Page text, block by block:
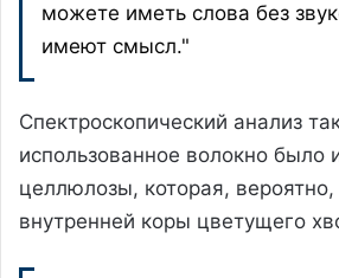
можете иметь слова без
имеют смысл."
Спектроскопический анализ
использованное волокно было
целлюлозы, которая,
внутренней коры цветущего